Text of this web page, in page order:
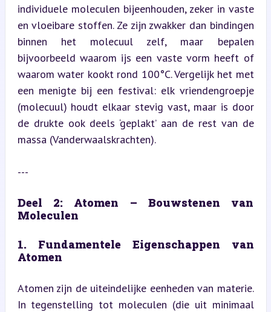
individuele moleculen bijeenhouden, zeker in vaste
en vloeibare stoffen. Ze zijn zwakker dan bindingen
binnen het molecuul zelf, maar bepalen
bijvoorbeeld waarom ijs een vaste vorm heeft of
waarom water kookt rond 100°C. Vergelijk het met
een menigte bij een festival: elk vriendengroepje
(molecuul) houdt elkaar stevig vast, maar is door
de drukte ook deels ‘geplakt’ aan de rest van de
massa (Vanderwaalskrachten).
---
Deel 2: Atomen – Bouwstenen van
Moleculen
1. Fundamentele Eigenschappen van
Atomen
Atomen zijn de uiteindelijke eenheden van materie.
In tegenstelling tot moleculen (die uit minimaal